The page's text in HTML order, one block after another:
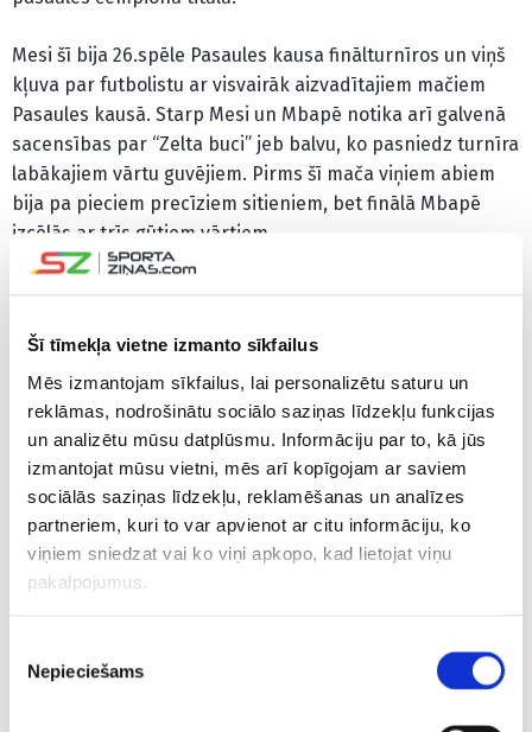
Šī tīmekļa vietne izmanto sīkfailus
Mēs izmantojam sīkfailus, lai personalizētu saturu un
reklāmas, nodrošinātu sociālo saziņas līdzekļu funkcijas
un analizētu mūsu datplūsmu. Informāciju par to, kā jūs
izmantojat mūsu vietni, mēs arī kopīgojam ar saviem
sociālās saziņas līdzekļu, reklamēšanas un analīzes
partneriem, kuri to var apvienot ar citu informāciju, ko
viņiem sniedzat vai ko viņi apkopo, kad lietojat viņu
pakalpojumus.
izvēle
Nepieciešams
Mesi šī bija 26.spēle Pasaules kausa finālturnīros un viņš
kļuva par futbolistu ar visvairāk aizvadītajiem mačiem
Pasaules kausā. Starp Mesi un Mbapē notika arī galvenā
sacensības par “Zelta buci” jeb balvu, ko pasniedz turnīra
labākajiem vārtu guvējiem. Pirms šī mača viņiem abiem
bija pa pieciem precīziem sitieniem, bet finālā Mbapē
izcēlās ar trīs gūtiem vārtiem.
Komandu sastāvi
Argentīnas izlases sastāvs: Damjans Martiness, Nikolass
Taljafiko (Paulo Dibala, 120.+1.minūte), Kristians Romero,
Nikolass Otamendi, Navels Molina (Gonsalo Montjels,
91.minūte), Rodrigo De Pauls (Leandro Paredess,
102.minūte), Anhels di Marija (Markoss Akunja,
64.minūte), Aleksiss Makalisters (Hermans Pesella,
116.minūte), Enco Fernandess, Hulians Alvaress (Lautaro
Martiness, 102.minūte), Lionels Mesi.
(Ibrahima Konatē, 113.minūte), Žils Kundē (Aksels Dizazī,
120+1.minūte), Dajo Upamekano, Teo Ernandess (Eduardo